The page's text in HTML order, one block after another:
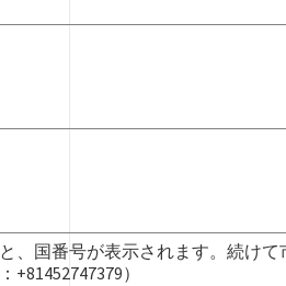
、国番号が表示されます。続け
）